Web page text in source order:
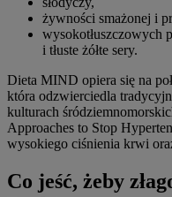
żywności smażonej i
wysokotłuszczowych
i tłuste żółte sery.
Dieta MIND opiera się na
która odzwierciedla
kulturach
Approaches to Stop
wysokiego ciśnienia krwi
Co jeść, żeby